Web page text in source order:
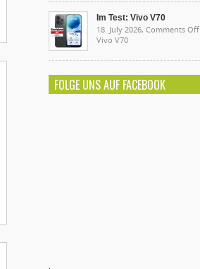
Im Test: Vivo V70
18. July 2026, Comments Off
Vivo V70
FOLGE UNS AUF FACEBOOK